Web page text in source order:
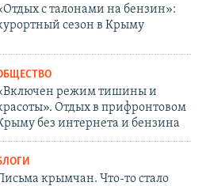
с талонами на бензин»:
сезон в Крыму
режим тишины и
Отдых в прифронтовом
без интернета и бензина
крымчан. Что-то стало